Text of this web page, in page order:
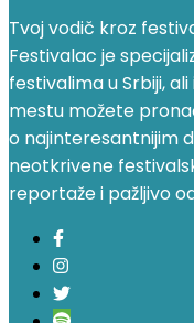
Tvoj vodič kroz
Festivalac je
festivalima u Srbiji,
mestu možete
o najinteresantnijim
neotkrivene
reportaže i pažljivo